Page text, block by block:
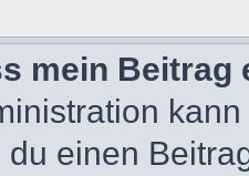
mein
du einen